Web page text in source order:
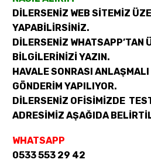
DİLERSENİZ WEB SİTEMİZ
YAPABİLİRSİNİZ.
DİLERSENİZ WHATSAPP’TAN
BİLGİLERİNİZİ YAZIN.
HAVALE SONRASI ANLAŞMALI
GÖNDERİM YAPILIYOR.
DİLERSENİZ OFİSİMİZDE
ADRESİMİZ AŞAĞIDA
WHATSAPP
0533 553 29 42